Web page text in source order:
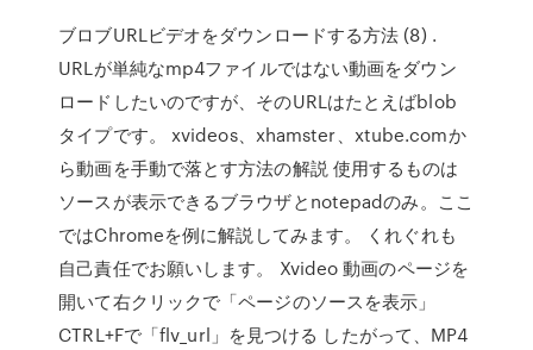
ブロブURLビデオをダウンロードする方法 (8) .
URLが単純なmp4ファイルではない動画をダウン
ロードしたいのですが、そのURLはたとえばblob
タイプです。 xvideos、xhamster、xtube.comか
ら動画を手動で落とす方法の解説 使用するものは
ソースが表示できるブラウザとnotepadのみ。ここ
ではChromeを例に解説してみます。 くれぐれも
自己責任でお願いします。 Xvideo 動画のページを
開いて右クリックで「ページのソースを表示」
CTRL+Fで「flv_url」を見つける したがって、MP4